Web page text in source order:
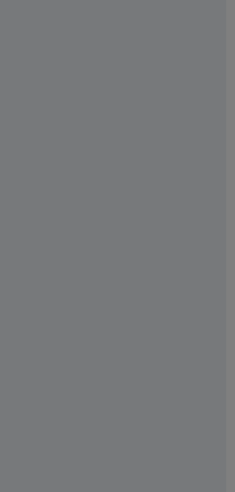
and Teddy Bear